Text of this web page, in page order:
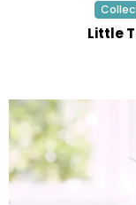
Little